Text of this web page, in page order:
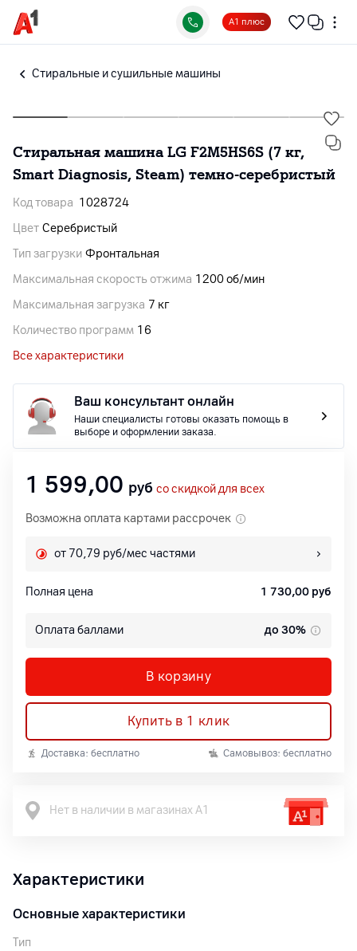
А1 плюс
Cтиральные и сушильные машины
Стиральная машина LG F2M5HS6S (7 кг,
Smart Diagnosis, Steam) темно-серебристый
Код товара 1028724
Цвет Серебристый
Тип загрузки Фронтальная
Максимальная скорость отжима 1200 об/мин
Максимальная загрузка 7 кг
Количество программ 16
Все характеристики
Ваш консультант онлайн
Наши специалисты готовы оказать помощь в
выборе и оформлении заказа.
1 599,00 руб со скидкой для всех
Возможна оплата картами рассрочек
от 70,79 руб/мес частями
Полная цена 1 730,00 руб
Оплата баллами до 30%
В корзину
Купить в 1 клик
Доставка: бесплатно Самовывоз: бесплатно
Нет в наличии в магазинах А1
Характеристики
Основные характеристики
Тип